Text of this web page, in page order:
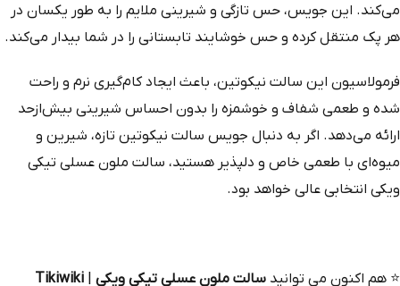
می‌کند. این جویس، حس تازگی و شیرینی ملایم را به طور یکسان در
هر پک منتقل کرده و حس خوشایند تابستانی را در شما بیدار می‌کند.
فرمولاسیون این سالت نیکوتین، باعث ایجاد کام‌گیری نرم و راحت
شده و طعمی شفاف و خوشمزه را بدون احساس شیرینی بیش‌ازحد
ارائه می‌دهد. اگر به دنبال جویس سالت نیکوتین تازه، شیرین و
میوه‌ای با طعمی خاص و دلپذیر هستید، سالت ملون عسلی تیکی
ویکی انتخابی عالی خواهد بود.
⭐ هم‌ اکنون می‌ توانید سالت ملون عسلی تیکی ویکی Tikiwiki